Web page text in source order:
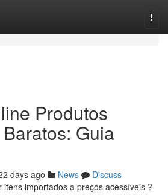
Produtos
Guia
days ago News
Discuss
itens importados a preços acessíveis ?